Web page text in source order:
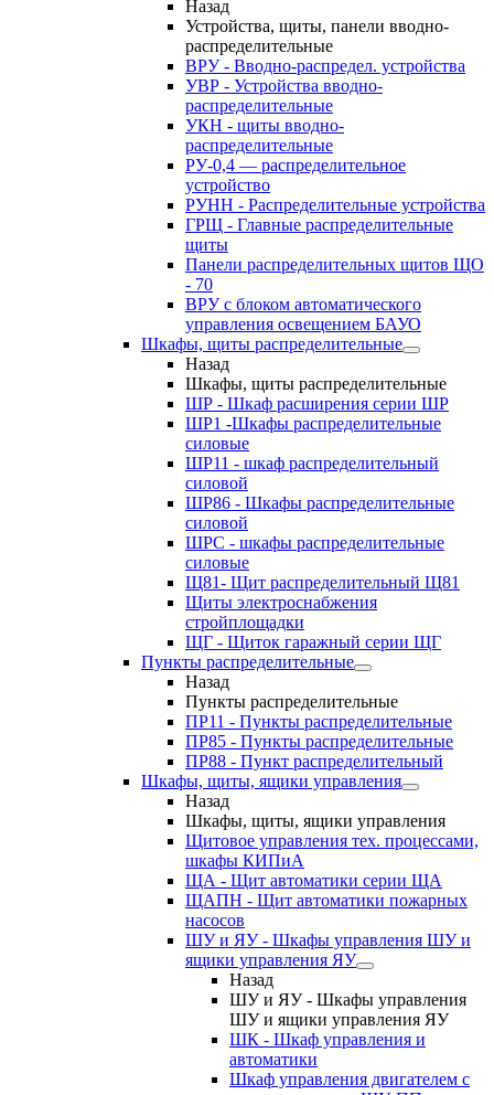
Назад
Устройства, щиты, панели вводно-
распределительные
ВРУ - Вводно-распредел. устройства
УВР - Устройства вводно-
распределительные
УКН - щиты вводно-
распределительные
РУ-0,4 — распределительное
устройство
РУНН - Распределительные устройства
ГРЩ - Главные распределительные
щиты
Панели распределительных щитов ЩО
- 70
ВРУ с блоком автоматического
управления освещением БАУО
Шкафы, щиты распределительные
Назад
Шкафы, щиты распределительные
ШР - Шкаф расширения серии ШР
ШР1 -Шкафы распределительные
силовые
ШР11 - шкаф распределительный
силовой
ШР86 - Шкафы распределительные
силовой
ШРС - шкафы распределительные
силовые
Щ81- Щит распределительный Щ81
Щиты электроснабжения
стройплощадки
ЩГ - Щиток гаражный серии ЩГ
Пункты распределительные
Назад
Пункты распределительные
ПР11 - Пункты распределительные
ПР85 - Пункты распределительные
ПР88 - Пункт распределительный
Шкафы, щиты, ящики управления
Назад
Шкафы, щиты, ящики управления
Щитовое управления тех. процессами,
шкафы КИПиА
ЩА - Щит автоматики серии ЩА
ЩАПН - Щит автоматики пожарных
насосов
ШУ и ЯУ - Шкафы управления ШУ и
ящики управления ЯУ
Назад
ШУ и ЯУ - Шкафы управления
ШУ и ящики управления ЯУ
ШК - Шкаф управления и
автоматики
Шкаф управления двигателем с